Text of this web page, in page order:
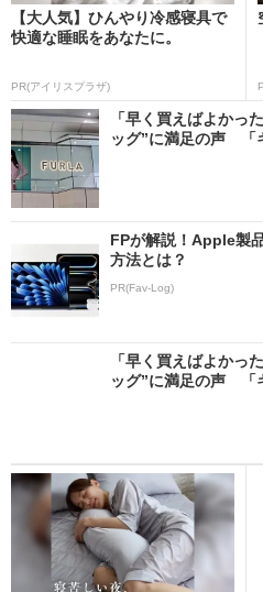
【大人気】ひんやり冷感寝具で
快適な睡眠をあなたに。
PR(アイリスプラザ)
「早く買えばよかっ
ッグ”に満足の声 「
FPが解説！Apple製
方法とは？
PR(Fav-Log)
「早く買えばよかっ
ッグ”に満足の声 「